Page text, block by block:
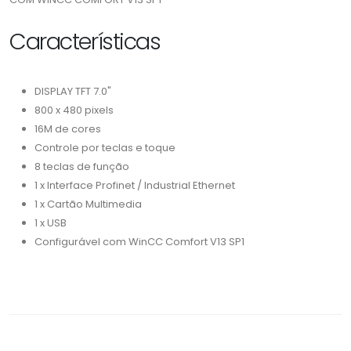
Características
DISPLAY TFT 7.0"
800 x 480 pixels
16M de cores
Controle por teclas e toque
8 teclas de função
1 x Interface Profinet / Industrial Ethernet
1 x Cartão Multimedia
1 x USB
Configurável com WinCC Comfort V13 SP1